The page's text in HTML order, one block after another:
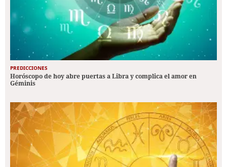
PREDICCIONES
Horóscopo de hoy abre puertas a Libra y complica el amor en
Géminis